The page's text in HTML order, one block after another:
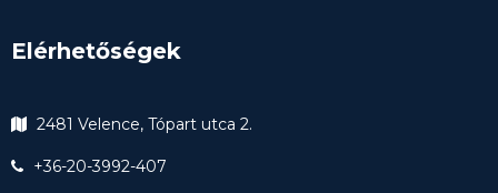
Elérhetőségek
2481 Velence, Tópart utca 2.
+36-20-3992-407